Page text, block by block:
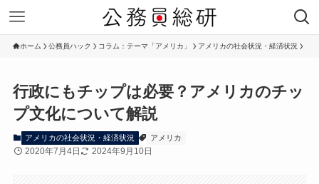
ホーム 公務員ハック コラム：テーマ「アメリカ」 アメリカの社会状況・経済状況
行政にもチップは必要？アメリカのチッ
プ文化について解説
アメリカの社会状況・経済状況 アメリカ
2020年7月4日 2024年9月10日